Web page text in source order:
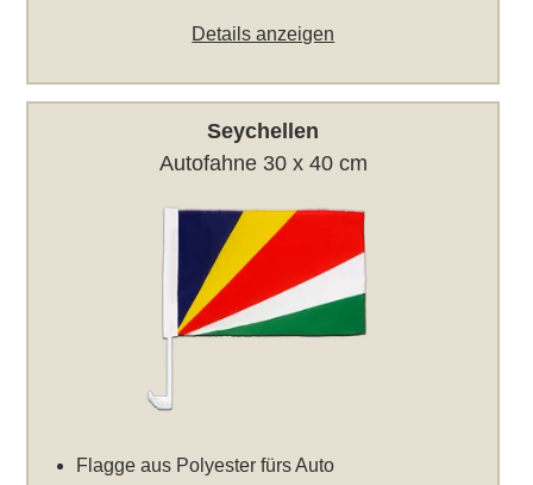
Details anzeigen
Seychellen
Autofahne 30 x 40 cm
Flagge aus Polyester fürs Auto